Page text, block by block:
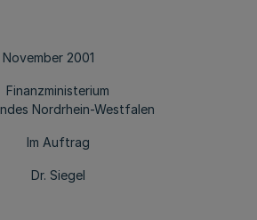
2001
Finanzministerium
Nordrhein-Westfalen
Im Auftrag
Dr. Siegel